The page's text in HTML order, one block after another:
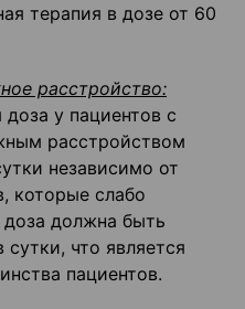
терапия в дозе от 60
расстройство:
у пациентов с
расстройством
независимо от
которые слабо
доза должна быть
что является
пациентов.